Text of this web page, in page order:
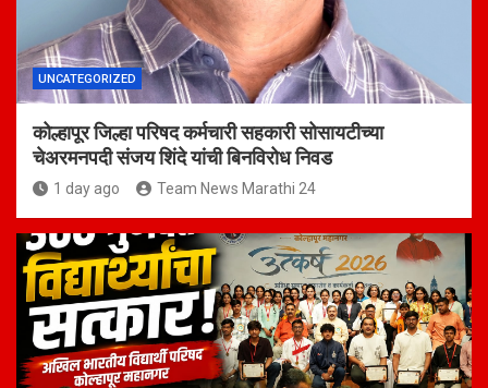
UNCATEGORIZED
कोल्हापूर जिल्हा परिषद कर्मचारी सहकारी सोसायटीच्या
चेअरमनपदी संजय शिंदे यांची बिनविरोध निवड
1 day ago Team News Marathi 24